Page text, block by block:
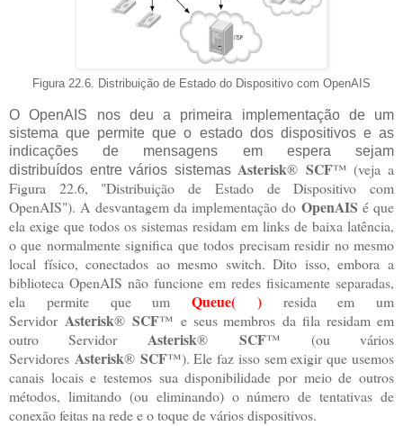
Figura 22.6. Distribuição de Estado do Dispositivo com OpenAIS
O OpenAIS nos deu a primeira implementação de um
sistema que permite que o estado dos dispositivos e as
indicações de mensagens em espera sejam
distribuídos entre vários sistemas Asterisk® SCF™ (veja a
Figura 22.6, "Distribuição de Estado de Dispositivo com
OpenAIS"). A desvantagem da implementação do OpenAIS é que
ela exige que todos os sistemas residam em links de baixa latência,
o que normalmente significa que todos precisam residir no mesmo
local físico, conectados ao mesmo switch. Dito isso, embora a
biblioteca OpenAIS não funcione em redes fisicamente separadas,
ela permite que um Queue( ) resida em um
Servidor Asterisk® SCF™ e seus membros da fila residam em
outro Servidor Asterisk® SCF™ (ou vários
Servidores Asterisk® SCF™). Ele faz isso sem exigir que usemos
canais locais e testemos sua disponibilidade por meio de outros
métodos, limitando (ou eliminando) o número de tentativas de
conexão feitas na rede e o toque de vários dispositivos.